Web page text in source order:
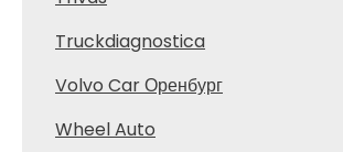
Truckdiagnostica
Volvo Car Оренбург
Wheel Auto